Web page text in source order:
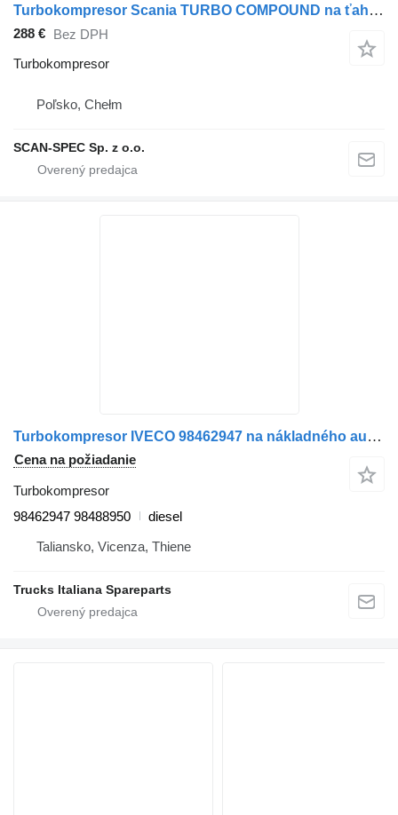
Turbokompresor Scania TURBO COMPOUND na ťahača Scania R 420 Euro 4
288 € Bez DPH
Turbokompresor
Poľsko, Chełm
SCAN-SPEC Sp. z o.o.
Turbokompresor IVECO 98462947 na nákladného auta IVECO 330-36
Cena na požiadanie
Turbokompresor
98462947 98488950
diesel
Taliansko, Vicenza, Thiene
Trucks Italiana Spareparts